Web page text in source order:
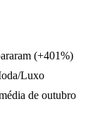
(+401%)
Luxo
de outubro